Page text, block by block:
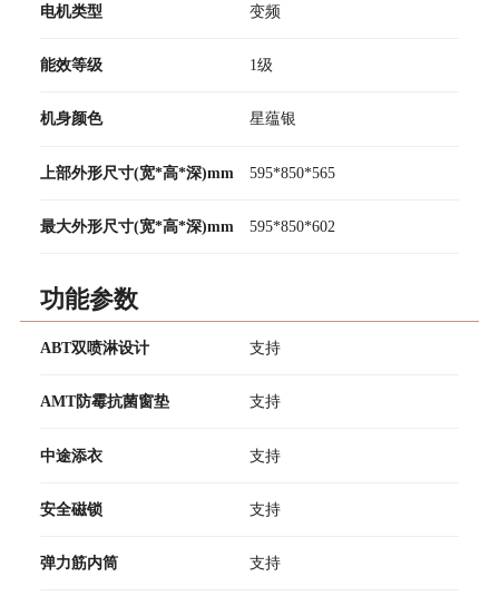
电机类型 变频
能效等级 1级
机身颜色 星蕴银
上部外形尺寸(宽*高*深)mm 595*850*565
最大外形尺寸(宽*高*深)mm 595*850*602
功能参数
ABT双喷淋设计 支持
AMT防霉抗菌窗垫 支持
中途添衣 支持
安全磁锁 支持
弹力筋内筒 支持